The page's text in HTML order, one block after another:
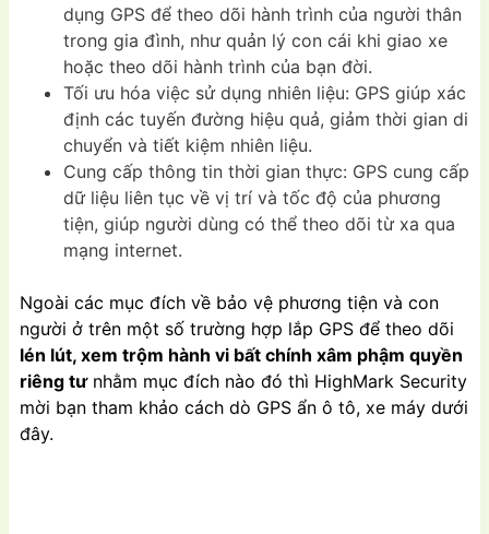
dụng GPS để theo dõi hành trình của người thân
trong gia đình, như quản lý con cái khi giao xe
hoặc theo dõi hành trình của bạn đời.
Tối ưu hóa việc sử dụng nhiên liệu: GPS giúp xác
định các tuyến đường hiệu quả, giảm thời gian di
chuyển và tiết kiệm nhiên liệu.
Cung cấp thông tin thời gian thực: GPS cung cấp
dữ liệu liên tục về vị trí và tốc độ của phương
tiện, giúp người dùng có thể theo dõi từ xa qua
mạng internet.
Ngoài các mục đích về bảo vệ phương tiện và con
người ở trên một số trường hợp lắp GPS để theo dõi
lén lút, xem trộm hành vi bất chính xâm phậm quyền
riêng tưnhằm mục đích nào đó thì HighMark Security
mời bạn tham khảo cách dò GPS ẩn ô tô, xe máy dưới
đây.